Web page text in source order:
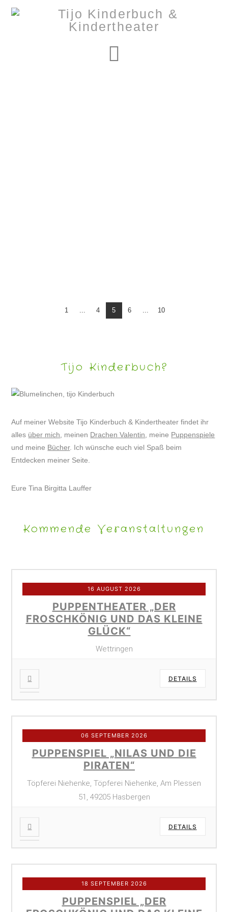
1 4 5 6 10
Tijo Kinderbuch?
Auf meiner Website Tijo Kinderbuch & Kindertheater findet ihr
alles über mich , meinen Drachen Valentin , meine Puppenspiele
und meine Bücher. Ich wünsche euch viel Spaß beim
Entdecken meiner Seite.
Eure Tina Birgitta Lauffer
Kommende Veranstaltungen
16 AUGUST 2026
PUPPENTHEATER „DER
FROSCHKÖNIG UND DAS KLEINE
GLÜCK“
Wettringen
DETAILS
06 SEPTEMBER 2026
PUPPENSPIEL „NILAS UND DIE
PIRATEN“
Töpferei Niehenke, Töpferei Niehenke, Am Plessen
51, 49205 Hasbergen
DETAILS
18 SEPTEMBER 2026
PUPPENSPIEL „DER